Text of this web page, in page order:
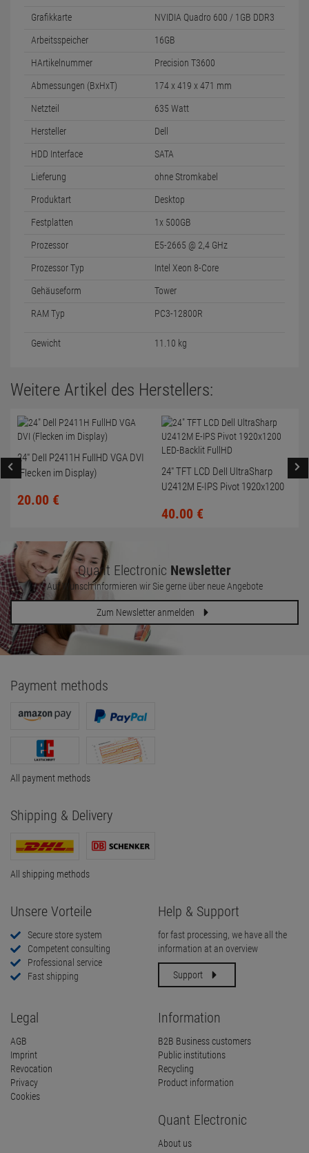
Grafikkarte NVIDIA Quadro 600 / 1GB DDR3
Arbeitsspeicher 16GB
HArtikelnummer Precision T3600
Abmessungen (BxHxT) 174 x 419 x 471 mm
Netzteil 635 Watt
Hersteller Dell
HDD Interface SATA
Lieferung ohne Stromkabel
Produktart Desktop
Festplatten 1x 500GB
Prozessor E5-2665 @ 2,4 GHz
Prozessor Typ Intel Xeon 8-Core
Gehäuseform Tower
RAM Typ PC3-12800R
Gewicht 11.10 kg
Weitere Artikel des Herstellers:
24" Dell P2411H FullHD VGA DVI
(Flecken im Display)
20.00 €
24" TFT LCD Dell UltraSharp
U2412M E-IPS Pivot 1920x1200
40.00 €
Quant Electronic Newsletter
Auf Wunsch informieren wir Sie gerne über neue Angebote
Zum Newsletter anmelden
Payment methods
All payment methods
Shipping & Delivery
All shipping methods
Unsere Vorteile
Secure store system
Competent consulting
Professional service
Fast shipping
Help & Support
for fast processing, we have all the
information at an overview
Support
Legal
AGB
Imprint
Revocation
Privacy
Cookies
Information
B2B Business customers
Public institutions
Recycling
Product information
Quant Electronic
About us